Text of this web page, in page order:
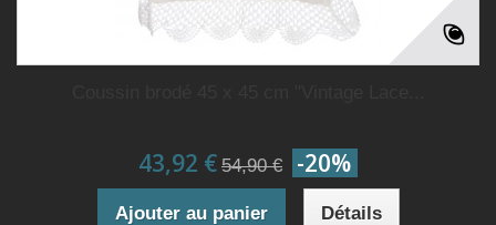
43,92 € 54,90 € -20%
Ajouter au panier Détails